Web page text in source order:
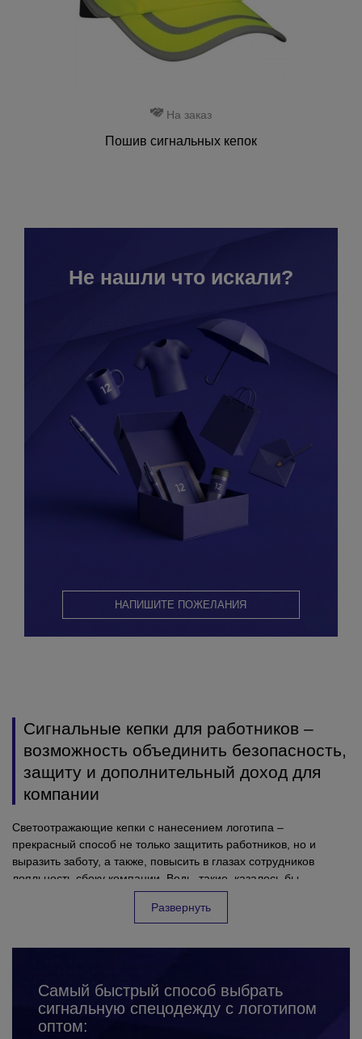
На заказ
Пошив сигнальных кепок
Не нашли что искали?
НАПИШИТЕ ПОЖЕЛАНИЯ
Сигнальные кепки для работников –
возможность объединить безопасность,
защиту и дополнительный доход для
компании
Светоотражающие кепки с нанесением логотипа –
прекрасный способ не только защитить работников, но и
выразить заботу, а также, повысить в глазах сотрудников
лояльность сбоку компании. Ведь такие, казалось бы
обязательные и стандартные вещи, при правильном подходе,
могут приносить приятные эмоции для коллектива, и
которые заботятся о своих сотрудниках и их безопасности на
значимость каждого сотрудника для компании. Заказывая
фирменные светоотражающие кепки оптом, Вы:
защищаете своих работников от несчастных случаев,
травм, ушибов и других неприятных ситуаций на
Развернуть
Самый быстрый способ выбрать
сигнальную спецодежду с логотипом
оптом: